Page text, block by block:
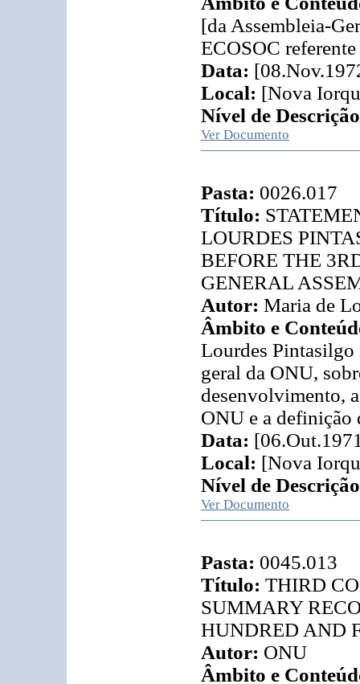
[da Assembleia-
ECOSOC
Data:
Local: [Nova
Nível de
Ver Documento
Pasta: 0026.017
Título:
LOURDES
BEFORE THE
GENERAL
Autor: Maria de
Âmbito e
Lourdes Pintasilgo
geral da ONU,
desenvolvimento,
ONU e a definição
Data:
Local: [Nova
Nível de
Ver Documento
Pasta: 0045.013
Título: THIRD
SUMMARY
HUNDRED AND
Autor: ONU
Âmbito e